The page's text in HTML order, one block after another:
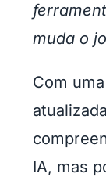
muda o
Com
IA, mas